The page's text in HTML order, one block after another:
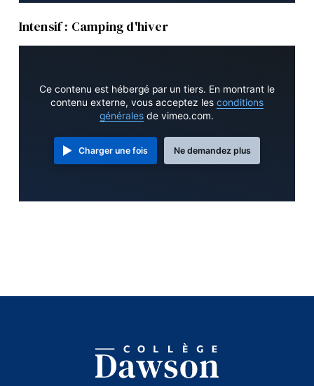
Intensif : Camping d'hiver
Ce contenu est hébergé par un tiers. En montrant le
contenu externe, vous acceptez les conditions
générales de vimeo.com.
Charger une fois Ne demandez plus